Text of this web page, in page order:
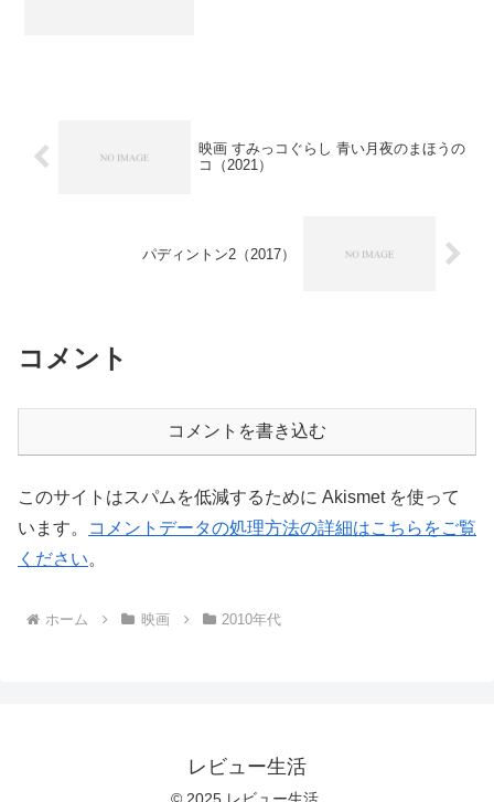
映画 すみっコぐらし 青い月夜のまほうの
コ（2021）
パディントン2（2017）
コメント
コメントを書き込む
このサイトはスパムを低減するために Akismet を使って
います。
コメントデータの処理方法の詳細はこちらをご覧
ください。
ホーム 映画 2010年代
レビュー生活
© 2025 レビュー生活.